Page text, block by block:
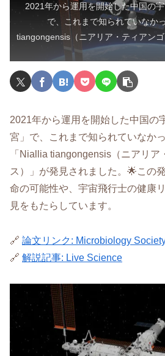
2021年から運用を開始した中国の
で、これまで知られていなか
tiangongensis（ニアリア・ティアン
2021年から運用を開始した中国の
宮」で、これまで知られていなか
「Niallia tiangongensis（ニアリア
ス）」が発見されました。🌟この
命の可能性や、宇宙飛行士の健康
見をもたらしています。
🔗 論文リンク: Microbiology
🔗 解説記事: Live Science